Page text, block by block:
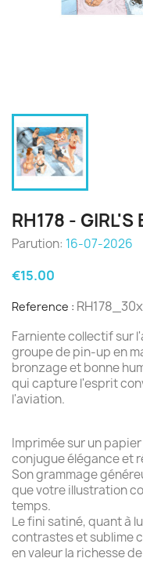
RH178 - GIRL'S
Parution: 16-07-2026
€15.00
Reference :
Farniente collectif sur
groupe de pin-up en
bronzage et bonne
qui capture l'esprit
l'aviation.
Imprimée sur un
conjugue élégance et
Son grammage
que votre illustration
temps.
Le fini satiné, quant à
contrastes et sublime
en valeur la richesse